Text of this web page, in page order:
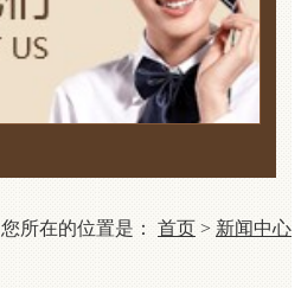
您所在的位置是： 首页 > 新闻中心